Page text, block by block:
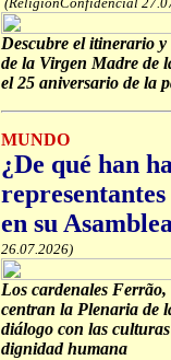
Descubre el itinerario
de la Virgen Madre de
el 25 aniversario de la
MUNDO
¿De qué han
en su
26.07.2026)
Los cardenales
centran la Plenaria de
diálogo con las
dignidad humana